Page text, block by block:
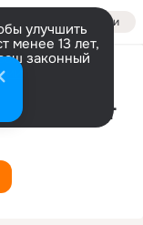
Войти
улучшить
менее 13 лет,
законный